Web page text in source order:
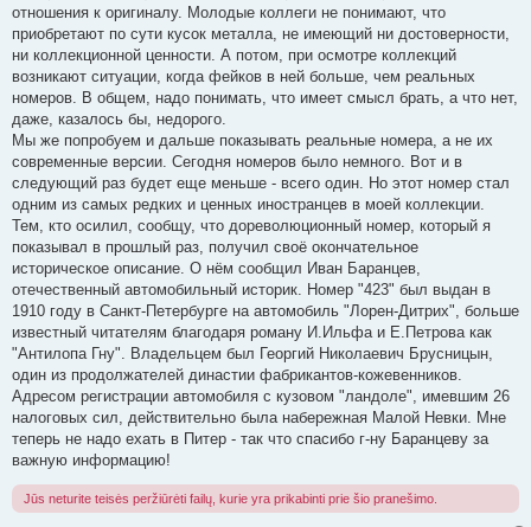
отношения к оригиналу. Молодые коллеги не понимают, что
приобретают по сути кусок металла, не имеющий ни достоверности,
ни коллекционной ценности. А потом, при осмотре коллекций
возникают ситуации, когда фейков в ней больше, чем реальных
номеров. В общем, надо понимать, что имеет смысл брать, а что нет,
даже, казалось бы, недорого.
Мы же попробуем и дальше показывать реальные номера, а не их
современные версии. Сегодня номеров было немного. Вот и в
следующий раз будет еще меньше - всего один. Но этот номер стал
одним из самых редких и ценных иностранцев в моей коллекции.
Тем, кто осилил, сообщу, что дореволюционный номер, который я
показывал в прошлый раз, получил своё окончательное
историческое описание. О нём сообщил Иван Баранцев,
отечественный автомобильный историк. Номер "423" был выдан в
1910 году в Санкт-Петербурге на автомобиль "Лорен-Дитрих", больше
известный читателям благодаря роману И.Ильфа и Е.Петрова как
"Антилопа Гну". Владельцем был Георгий Николаевич Брусницын,
один из продолжателей династии фабрикантов-кожевенников.
Адресом регистрации автомобиля с кузовом "ландоле", имевшим 26
налоговых сил, действительно была набережная Малой Невки. Мне
теперь не надо ехать в Питер - так что спасибо г-ну Баранцеву за
важную информацию!
Jūs neturite teisės peržiūrėti failų, kurie yra prikabinti prie šio pranešimo.